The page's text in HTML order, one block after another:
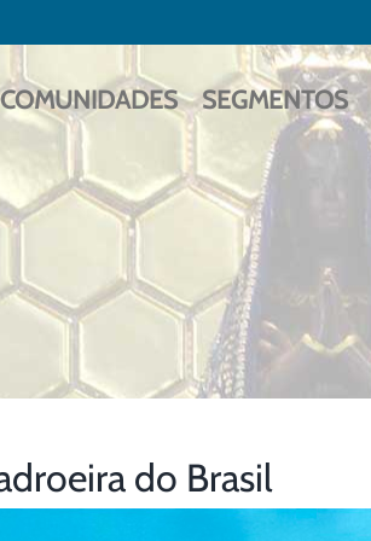
COMUNIDADES SEGMENTOS
do Brasil